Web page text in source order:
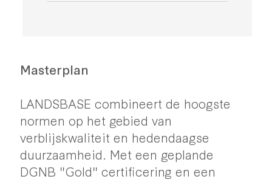
Masterplan
LANDSBASE combineert de hoogste
normen op het gebied van
verblijskwaliteit en hedendaagse
duurzaamheid. Met een geplande
DGNB "Gold" certificering en een